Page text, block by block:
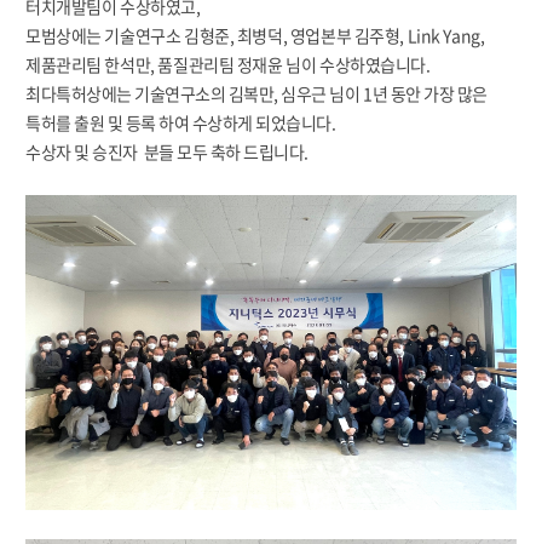
터치개발팀이 수상하였고,
모범상에는 기술연구소 김형준, 최병덕, 영업본부 김주형, Link Yang,
제품관리팀 한석만, 품질관리팀 정재윤 님이 수상하였습니다.
최다특허상에는 기술연구소의 김복만, 심우근 님이 1년 동안 가장 많은
특허를 출원 및 등록 하여 수상하게 되었습니다.
수상자 및 승진자 분들 모두 축하 드립니다.